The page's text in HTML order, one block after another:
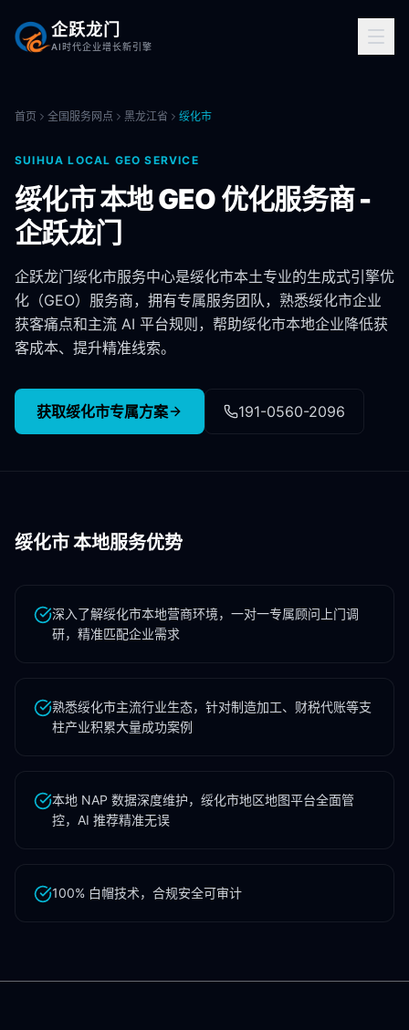
企跃龙门
AI时代企业增长新引擎
首页 全国服务网点 黑龙江省 绥化市
SUIHUA LOCAL GEO SERVICE
绥化市本地 GEO 优化服务商 -
企跃龙门
企跃龙门绥化市服务中心是绥化市本土专业的生成式引擎优
化（GEO）服务商，拥有专属服务团队，熟悉绥化市企业
获客痛点和主流 AI 平台规则，帮助绥化市本地企业降低获
客成本、提升精准线索。
获取绥化市专属方案 191-0560-2096
绥化市本地服务优势
深入了解绥化市本地营商环境，一对一专属顾问上门调
研，精准匹配企业需求
熟悉绥化市主流行业生态，针对制造加工、财税代账等支
柱产业积累大量成功案例
本地 NAP 数据深度维护，绥化市地区地图平台全面管
控，AI 推荐精准无误
100% 白帽技术，合规安全可审计